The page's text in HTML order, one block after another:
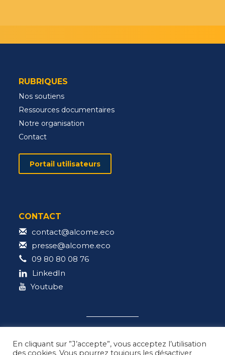
RUBRIQUES
Nos soutiens
Ressources documentaires
Notre organisation
Contact
Portail utilisateurs
CONTACT
contact@alcome.eco
presse@alcome.eco
09 80 80 08 76
LinkedIn
Youtube
En cliquant sur ”J’accepte”, vous acceptez l’utilisation
des cookies. Vous pourrez toujours les désactiver